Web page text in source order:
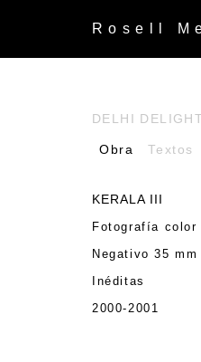
Rosell
DELHI
Obra Textos
KERALA III
Fotografía color
Negativo 35 mm
Inéditas
2000-2001